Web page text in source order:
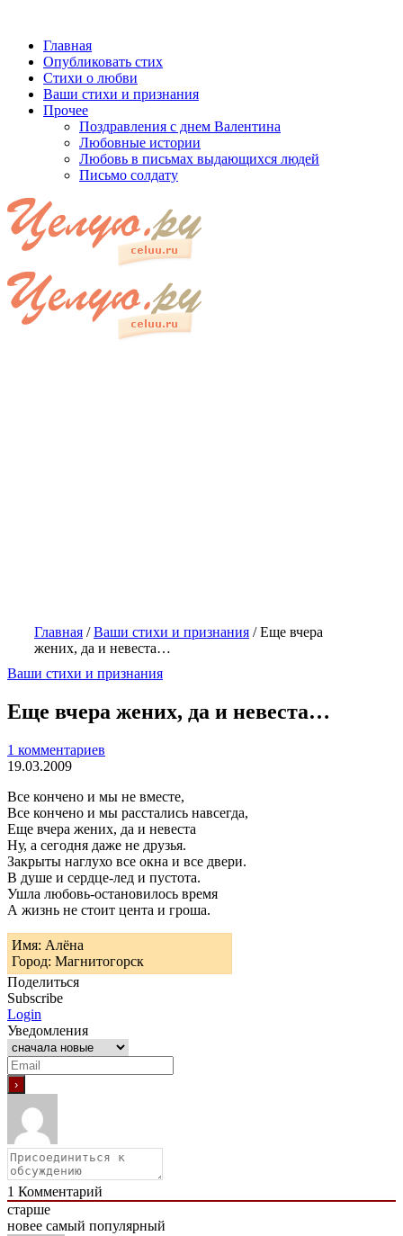
Главная
Опубликовать стих
Стихи о любви
Ваши стихи и признания
Прочее
Поздравления с днем Валентина
Любовные истории
Любовь в письмах выдающихся людей
Письмо солдату
Главная /Ваши стихи и признания /Еще вчера
жених, да и невеста…
Ваши стихи и признания
Еще вчера жених, да и невеста…
1 комментариев
19.03.2009
Все кончено и мы не вместе,
Все кончено и мы расстались навсегда,
Еще вчера жених, да и невеста
Ну, а сегодня даже не друзья.
Закрыты наглухо все окна и все двери.
В душе и сердце-лед и пустота.
Ушла любовь-остановилось время
А жизнь не стоит цента и гроша.
Имя: Алёна
Город: Магнитогорск
Поделиться
Subscribe
Login
Уведомления
1 Комментарий
старше
новее самый популярный